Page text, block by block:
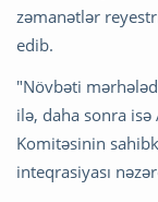
zəmanətlər
edib.
"Növbəti
ilə, daha sonra isə
Komitəsinin
inteqrasiyası